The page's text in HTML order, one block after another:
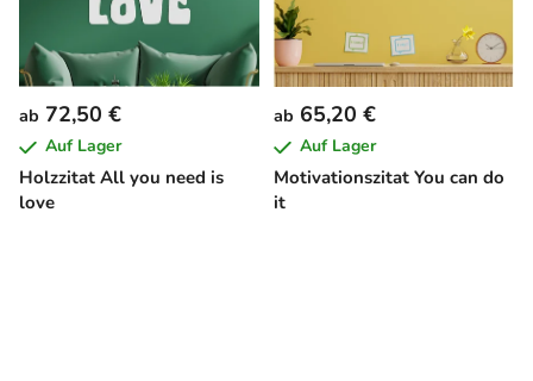
Holzzitat All you need is
love
ab 72,50 €
Auf Lager
Motivationszitat You can do
it
ab 65,20 €
Auf Lager